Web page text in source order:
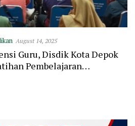
August 14, 2025
Guru, Disdik Kota Depok
Pembelajaran